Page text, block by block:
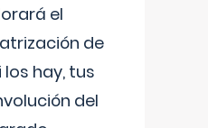
el
de
hay, tus
del